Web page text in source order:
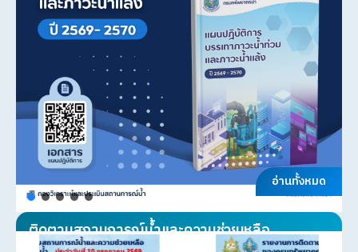
อ่านทั้งหมด
ติดตามสถานการณ์น้ำและความช่วยเหลือ